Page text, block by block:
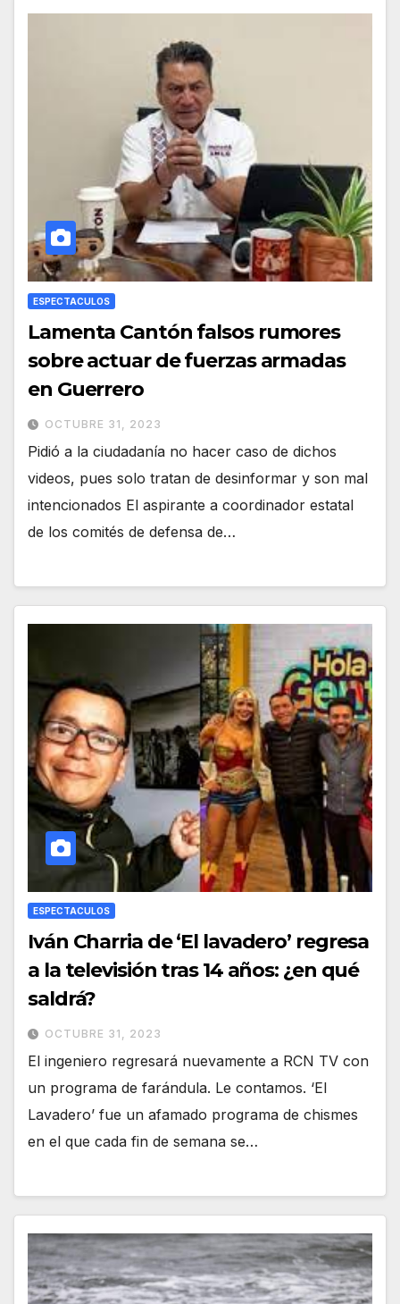
ESPECTACULOS
Lamenta Cantón falsos rumores
sobre actuar de fuerzas armadas
en Guerrero
OCTUBRE 31, 2023
Pidió a la ciudadanía no hacer caso de dichos
videos, pues solo tratan de desinformar y son mal
intencionados El aspirante a coordinador estatal
de los comités de defensa de…
ESPECTACULOS
Iván Charria de ‘El lavadero’ regresa
a la televisión tras 14 años: ¿en qué
saldrá?
OCTUBRE 31, 2023
El ingeniero regresará nuevamente a RCN TV con
un programa de farándula. Le contamos. ‘El
Lavadero’ fue un afamado programa de chismes
en el que cada fin de semana se…